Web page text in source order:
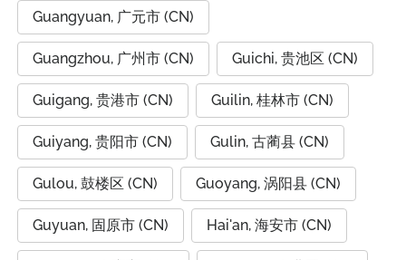
Guangyuan, 广元市 (CN)
Guangzhou, 广州市 (CN) Guichi, 贵池区 (CN)
Guigang, 贵港市 (CN) Guilin, 桂林市 (CN)
Guiyang, 贵阳市 (CN) Gulin, 古蔺县 (CN)
Gulou, 鼓楼区 (CN) Guoyang, 涡阳县 (CN)
Guyuan, 固原市 (CN) Hai'an, 海安市 (CN)